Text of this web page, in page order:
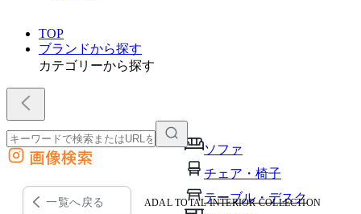
TOP
ブランドから探す
カテゴリーから探す
ソファ
チェア・椅子
テーブル・デスク
外部サイトの商品をカートに追加
他のサイトで見つけた商品ページのURLを貼り付けて、カートに追加できます
画像検索
一覧へ戻る ADAL TOTAL INTERIOR COLLECTION